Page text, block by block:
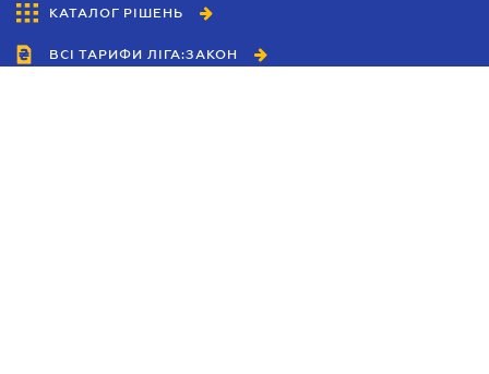
КАТАЛОГ РІШЕНЬ
ВСІ ТАРИФИ ЛІГА:ЗАКОН